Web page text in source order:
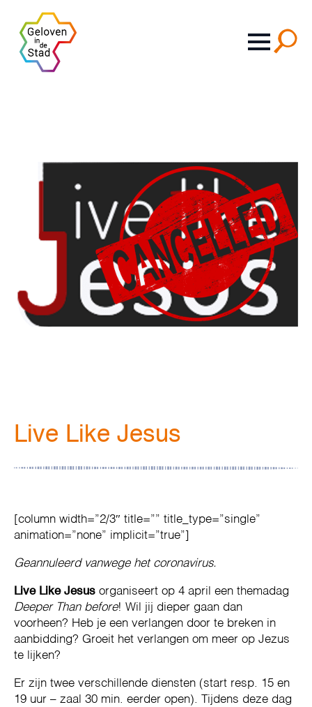
Live Like Jesus
[column width=”2/3″ title=”” title_type=”single”
animation=”none” implicit=”true”]
Geannuleerd vanwege het coronavirus.
Live Like Jesus organiseert op 4 april een themadag
Deeper Than before! Wil jij dieper gaan dan
voorheen? Heb je een verlangen door te breken in
aanbidding? Groeit het verlangen om meer op Jezus
te lijken?
Er zijn twee verschillende diensten (start resp. 15 en
19 uur – zaal 30 min. eerder open). Tijdens deze dag